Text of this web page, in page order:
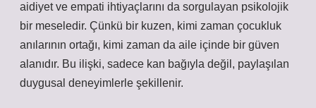
aidiyetve empati ihtiyaçlarını da sorgulayan psikolojik
bir meseledir. Çünkü bir kuzen, kimi zaman çocukluk
anılarının ortağı, kimi zaman da aile içinde bir güven
alanıdır. Bu ilişki, sadece kan bağıyla değil, paylaşılan
duygusal deneyimlerle şekillenir.